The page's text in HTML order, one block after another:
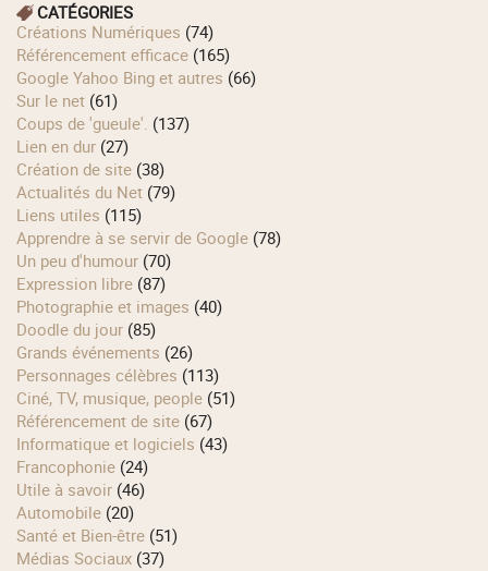
CATÉGORIES
Créations Numériques (74)
Référencement efficace (165)
Google Yahoo Bing et autres (66)
Sur le net (61)
Coups de 'gueule'. (137)
Lien en dur (27)
Création de site (38)
Actualités du Net (79)
Liens utiles (115)
Apprendre à se servir de Google (78)
Un peu d'humour (70)
Expression libre (87)
Photographie et images (40)
Doodle du jour (85)
Grands événements (26)
Personnages célèbres (113)
Ciné, TV, musique, people (51)
Référencement de site (67)
Informatique et logiciels (43)
Francophonie (24)
Utile à savoir (46)
Automobile (20)
Santé et Bien-être (51)
Médias Sociaux (37)